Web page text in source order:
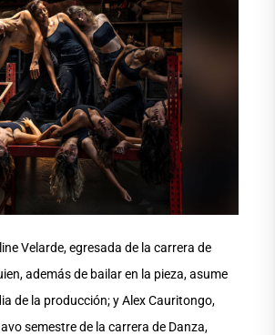
Velarde, egresada de la carrera de
además de bailar en la pieza, asume
de la producción; y Alex Cauritongo,
semestre de la carrera de Danza,